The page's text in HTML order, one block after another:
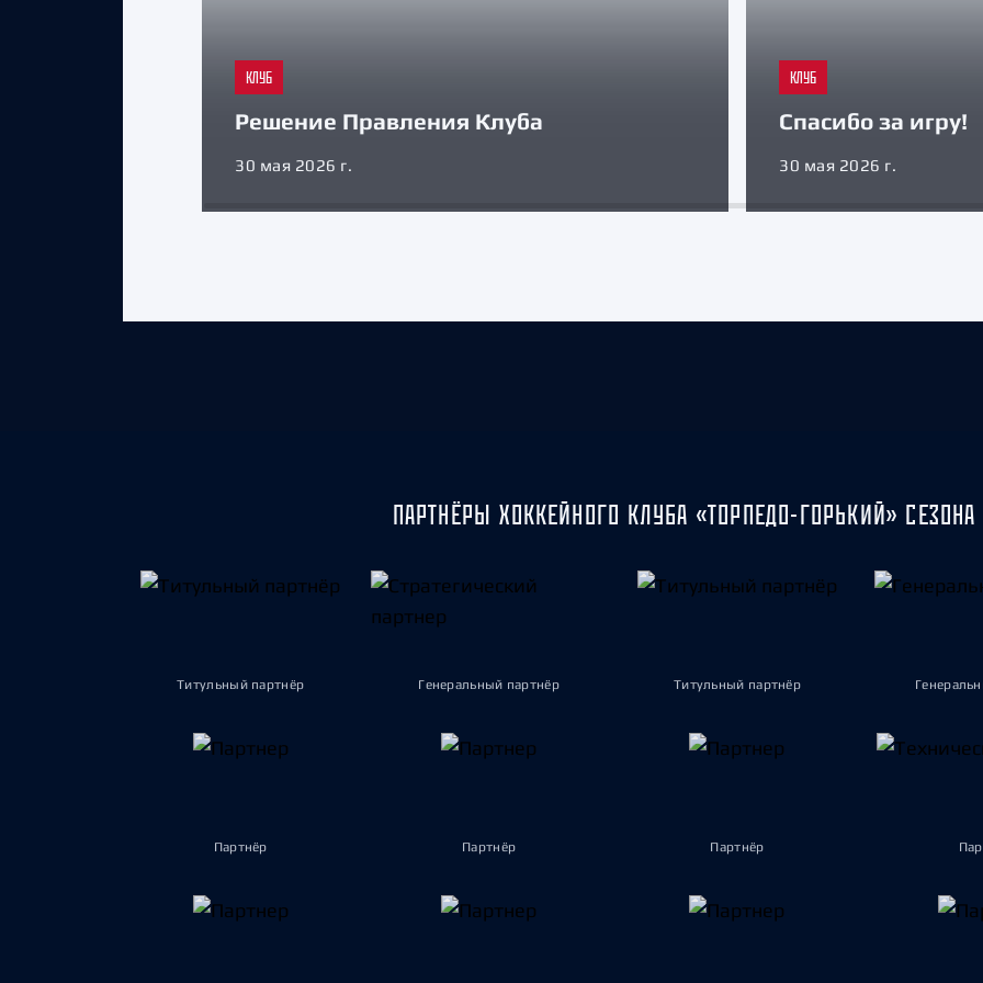
КЛУБ
Решение Правления Клуба
30 мая 2026 г.
КЛУБ
Спасибо за игру!
30 мая 2026 г.
ПАРТНЁРЫ ХОККЕЙНОГО КЛУБА «ТОРПЕДО-ГОРЬКИЙ» СЕЗОНА
Титульный партнёр Генеральный партнёр Титульный партнёр
Партнёр Партнёр Партнёр